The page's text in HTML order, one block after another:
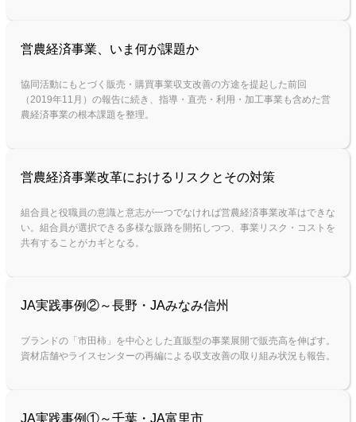
営農経済事業、いま何が課題か
協同活動にもとづく販売・購買事業収支改善の方途を提起した前回
（2019年11月）の報告に続き、指導・直売・利用・加工事業も含めた営
農経済事業の根本課題を整理。
営農経済事業改革におけるリスクとその対策
組合員と役職員の意識と意志が一つでなければ営農経済事業改革はできな
い。組合員が選択できる多様な販路を開拓しつつ、事業リスク・コストを
共有することがカギとなる。
JA実践事例②～長野・JAみなみ信州
ブランドの「市田柿」を中心とした直販型の事業展開で販売高を伸ばす。
資材店舗やライスセンターの再編による収支改善の取り組み状況も報告。
JA実践事例①～千葉・JA富里市